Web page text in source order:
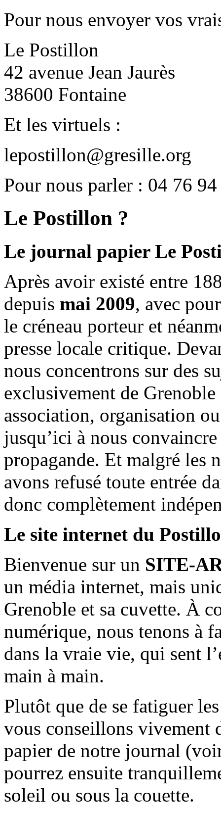
Pour nous envoyer vos
Le Postillon
42 avenue Jean Jaurès
38600 Fontaine
Et les virtuels :
lepostillon@gresille.org
Pour nous parler : 04 76
Le Postillon ?
Le journal papier Le
Après avoir existé entre
depuis mai 2009, avec
le créneau porteur et
presse locale critique.
nous concentrons sur des
exclusivement de
association, organisation
jusqu’ici à nous
propagande. Et malgré les
avons refusé toute entrée
donc complètement
Le site internet du
Bienvenue sur un SITE-
un média internet, mais
Grenoble et sa cuvette. À
numérique, nous tenons à
dans la vraie vie, qui sent
main à main.
Plutôt que de se fatiguer
vous conseillons vivement
papier de notre journal
pourrez ensuite
soleil ou sous la couette.